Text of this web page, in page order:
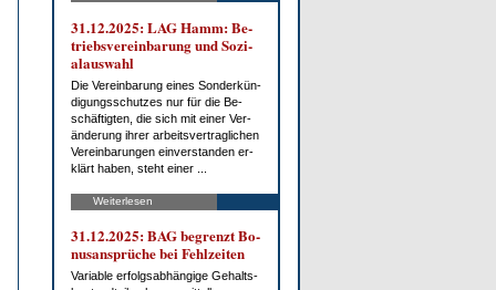
31.12.2025: LAG Hamm: Be­
triebs­ver­ein­ba­rung und So­zi­
al­aus­wahl
Die Ver­ein­ba­rung ei­nes Son­der­kün­
di­gungs­schut­zes nur für die Be­
schäf­tig­ten, die sich mit ei­ner Ver­
än­de­rung ih­rer ar­beits­ver­trag­li­chen
Ver­ein­ba­run­gen ein­ver­stan­den er­
klärt ha­ben, steht ei­ner ...
Weiterlesen
31.12.2025: BAG be­grenzt Bo­
nus­an­sprü­che bei Fehl­zei­ten
Va­ria­ble er­folgs­ab­hän­gi­ge Ge­halts­